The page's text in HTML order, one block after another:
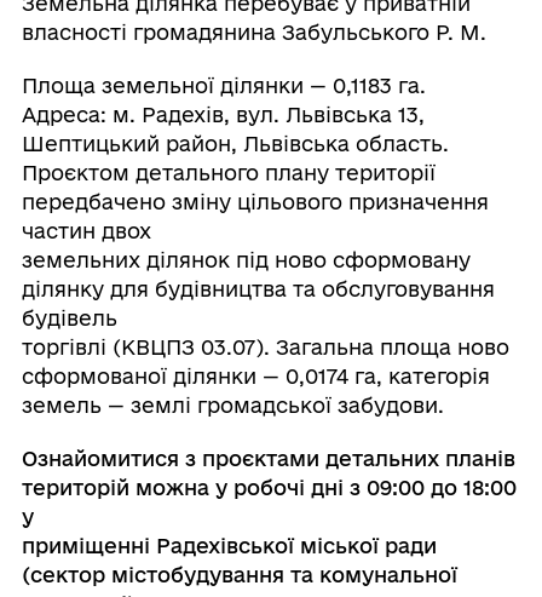
власності громадянина Забульського Р. М.
Площа земельної ділянки — 0,1183 га.
Адреса: м. Радехів, вул. Львівська 13,
Шептицький район, Львівська область.
Проєктом детального плану території
передбачено зміну цільового призначення
частин двох
земельних ділянок під ново сформовану
ділянку для будівництва та обслуговування
будівель
торгівлі (КВЦПЗ 03.07). Загальна площа ново
сформованої ділянки — 0,0174 га, категорія
земель — землі громадської забудови.
Ознайомитися з проєктами детальних планів
територій можна у робочі дні з 09:00 до 18:00
у
приміщенні Радехівської міської ради
(сектор містобудування та комунальної